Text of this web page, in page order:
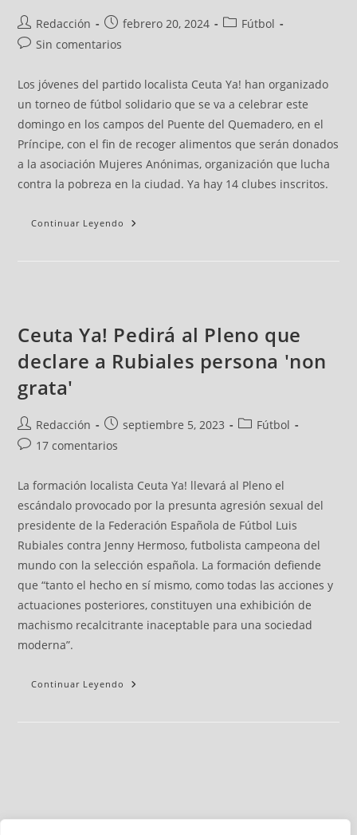
Redacción febrero 20, 2024
Fútbol
Sin comentarios
Los jóvenes del partido localista Ceuta Ya! han organizado
un torneo de fútbol solidario que se va a celebrar este
domingo en los campos del Puente del Quemadero, en el
Príncipe, con el fin de recoger alimentos que serán donados
a la asociación Mujeres Anónimas, organización que lucha
contra la pobreza en la ciudad. Ya hay 14 clubes inscritos.
Continuar Leyendo
Ceuta Ya! Pedirá al Pleno que
declare a Rubiales persona 'non
grata'
Redacción septiembre 5, 2023
Fútbol
17 comentarios
La formación localista Ceuta Ya! llevará al Pleno el
escándalo provocado por la presunta agresión sexual del
presidente de la Federación Española de Fútbol Luis
Rubiales contra Jenny Hermoso, futbolista campeona del
mundo con la selección española. La formación defiende
que “tanto el hecho en sí mismo, como todas las acciones y
actuaciones posteriores, constituyen una exhibición de
machismo recalcitrante inaceptable para una sociedad
moderna”.
Continuar Leyendo